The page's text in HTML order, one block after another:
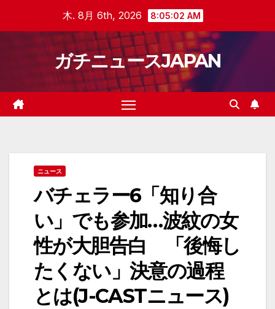
木. 8月 6th, 2026 8:05:03 AM
ガチニュースJAPAN
ニュース
バチェラー6「知り合
い」でも参加…波紋の女
性が大胆告白 「後悔し
たくない」決意の過程
とは(J-CASTニュース)